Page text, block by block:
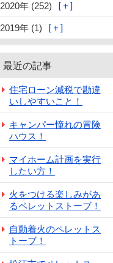
2020年 (252)
2019年 (1)
最近の記事
住宅ローン減税で勘違
いしやすいこと！
キャンパー憧れの冒険
ハウス！
マイホーム計画を実行
したい方！
火をつける楽しみがあ
るペレットストーブ！
自動着火のペレットス
トーブ！